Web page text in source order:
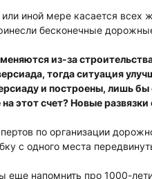
иной мере касается всех
бесконечные
из-за
тогда ситуация
и построены, лишь
этот счет? Новые
по организации
с одного места
еще напомнить про 1000-